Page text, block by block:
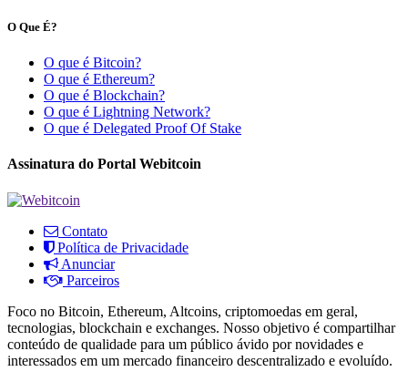
O Que É?
O que é Bitcoin?
O que é Ethereum?
O que é Blockchain?
O que é Lightning Network?
O que é Delegated Proof Of Stake
Assinatura do Portal Webitcoin
Contato
Política de Privacidade
Anunciar
Parceiros
Foco no Bitcoin, Ethereum, Altcoins, criptomoedas em geral,
tecnologias, blockchain e exchanges. Nosso objetivo é compartilhar
conteúdo de qualidade para um público ávido por novidades e
interessados em um mercado financeiro descentralizado e evoluído.